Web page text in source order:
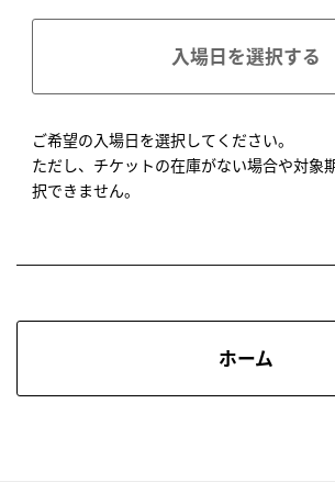
入場日を選択する
ご希望の入場日を選択してください。
ただし、チケットの在庫がない場合や対象
択できません。
ホーム